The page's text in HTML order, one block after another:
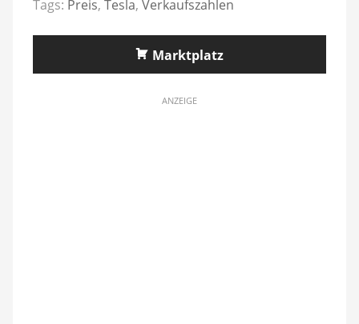
Tags: Preis, Tesla, Verkaufszahlen
Marktplatz
ANZEIGE